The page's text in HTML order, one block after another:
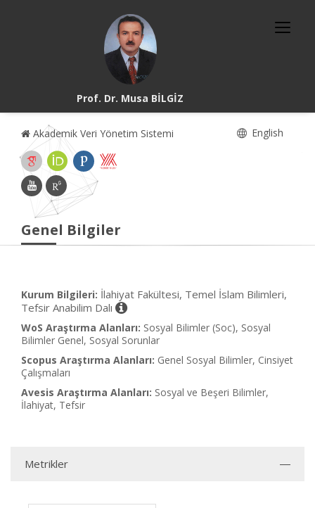
Prof. Dr. Musa BİLGİZ
Akademik Veri Yönetim Sistemi English
Genel Bilgiler
Kurum Bilgileri: İlahiyat Fakültesi, Temel İslam Bilimleri,
Tefsir Anabilim Dalı
WoS Araştırma Alanları: Sosyal Bilimler (Soc), Sosyal
Bilimler Genel, Sosyal Sorunlar
Scopus Araştırma Alanları: Genel Sosyal Bilimler, Cinsiyet
Çalışmaları
Avesis Araştırma Alanları: Sosyal ve Beşeri Bilimler,
İlahiyat, Tefsir
Metrikler